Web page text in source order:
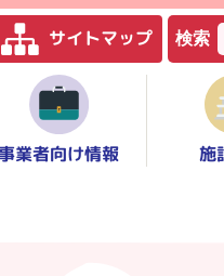
サイトマップ 検索
業者向け情報 施